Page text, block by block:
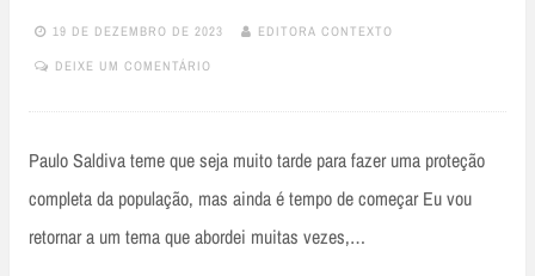
19 DE DEZEMBRO DE 2023 EDITORA CONTEXTO
DEIXE UM COMENTÁRIO
Paulo Saldiva teme que seja muito tarde para fazer uma proteção
completa da população, mas ainda é tempo de começar Eu vou
retornar a um tema que abordei muitas vezes,…